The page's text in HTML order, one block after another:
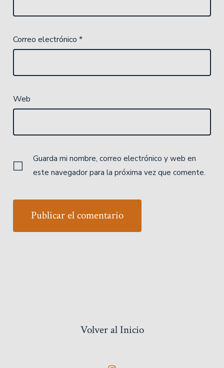
Correo electrónico *
Web
Guarda mi nombre, correo electrónico y web en
este navegador para la próxima vez que comente.
Volver al Inicio